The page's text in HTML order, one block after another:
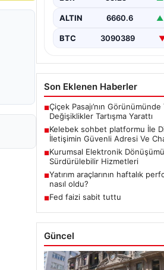
bir biçimde iletişim kurması
Günümüzde birçok…
ALTIN 6660.6 ▲
BTC 3090389
Son Eklenen Haberler
■Çiçek Pasajı’nın Görünümünde
Değişiklikler Tartışma Yarattı
■Kelebek sohbet platformu İle
İletişimin Güvenli Adresi Ve
■Kurumsal Elektronik
Sürdürülebilir Hizmetleri
■Yatırım araçlarının haftalık
nasıl oldu?
■Fed faizi sabit tuttu
Güncel